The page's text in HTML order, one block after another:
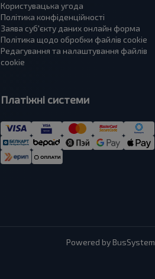
Користувацька угода
Політика конфіденційності
Заява суб'єкту даних онлайн форма
Політика щодо обробки файлів cookie
Редагування та налаштування файлів
cookie
Платіжні системи
Powered by BusSystem